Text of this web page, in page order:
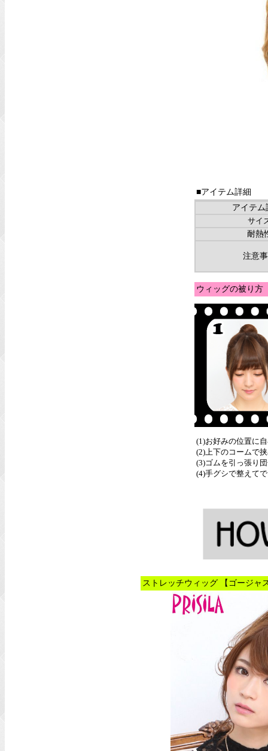
■アイテム詳細
アイテ
サイ
耐熱
注意
ウィッグの被り方
(1)お好みの位置に
(2)上下のコームで
(3)ゴムを引っ張り
(4)手グシで整えて
ストレッチウィッグ 【ゴージャ